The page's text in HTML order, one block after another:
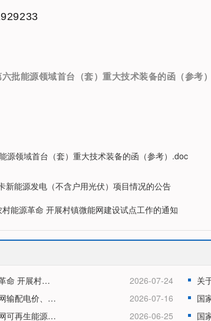
批能源领域首台（套）重大技术装备的函（参考）
源领域首台（套）重大技术装备的函（参考）.doc
新能源发电（不含户用光伏）项目情况的公告
能源革命 开展村镇微能网建设试点工作的通知
国家能源局综合司关于深入推进农村能源革命 开展村镇微能网建设试点工作的通知 2026-07-24
国家发展改革委关于第四监管周期省级电网输配电价、区域电网输电价格及有关事项的通知
2026-07-16
国家能源局综合司关于组织推进非公共电网可再生能源发电项目绿证核发的通知
2026-06-25